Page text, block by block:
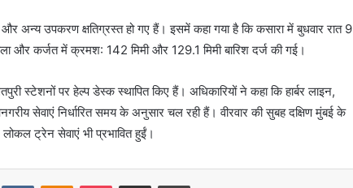
अन्य उपकरण क्षतिग्रस्त हो गए हैं। इसमें कहा गया है कि कसारा में बुधवार रात 9
और कर्जत में क्रमश: 142 मिमी और 129.1 मिमी बारिश दर्ज की गई।
स्टेशनों पर हेल्प डेस्क स्थापित किए हैं। अधिकारियों ने कहा कि हार्बर लाइन,
सेवाएं निर्धारित समय के अनुसार चल रही हैं। वीरवार की सुबह दक्षिण मुंबई के
ट्रेन सेवाएं भी प्रभावित हुईं।
VKontakteOdnoklassniki
Pocket Share via Email Print